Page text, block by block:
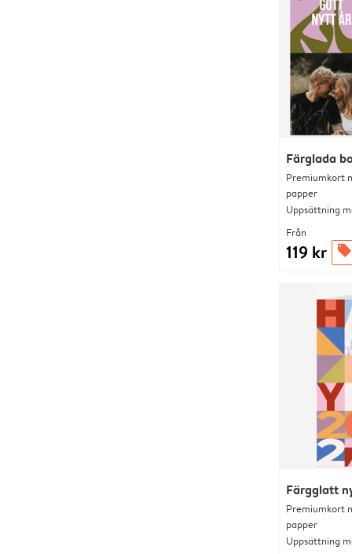
Färglada
Premiumkort
papper
Uppsättning
Från
119 kr offers
Färgglatt
Premiumkort
papper
Uppsättning